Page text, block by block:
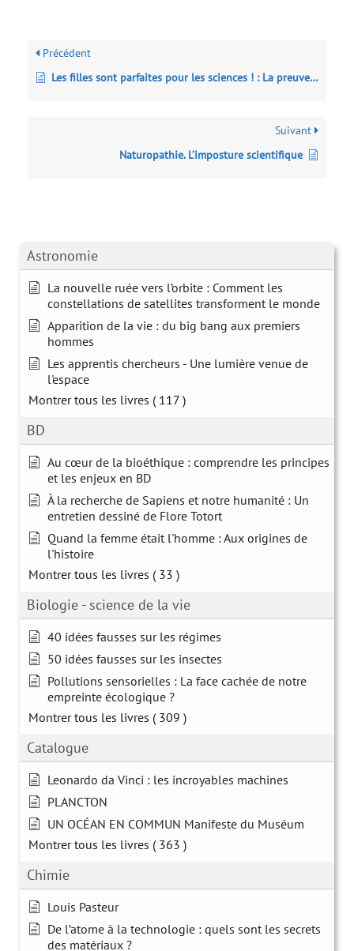
Astronomie
La nouvelle ruée vers l’orbite : Comment les
constellations de satellites transforment le monde
Apparition de la vie : du big bang aux premiers
hommes
Les apprentis chercheurs - Une lumière venue de
l'espace
Montrer tous les livres ( 117 )
BD
Au cœur de la bioéthique : comprendre les principes
et les enjeux en BD
À la recherche de Sapiens et notre humanité : Un
entretien dessiné de Flore Totort
Quand la femme était l'homme : Aux origines de
l'histoire
Montrer tous les livres ( 33 )
Biologie - science de la vie
40 idées fausses sur les régimes
50 idées fausses sur les insectes
Pollutions sensorielles : La face cachée de notre
empreinte écologique ?
Montrer tous les livres ( 309 )
Catalogue
Leonardo da Vinci : les incroyables machines
PLANCTON
UN OCÉAN EN COMMUN Manifeste du Muséum
Montrer tous les livres ( 363 )
Chimie
Louis Pasteur
De l’atome à la technologie : quels sont les secrets
des matériaux ?
Précédent
Les filles sont parfaites pour les sciences ! : La preuve en 48 portraits de femmes
Suivant
Naturopathie. L’imposture scientifique